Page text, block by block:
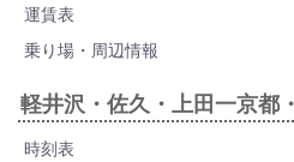
運賃表
乗り場・周辺情報
軽井沢・佐久・上田一京都
時刻表